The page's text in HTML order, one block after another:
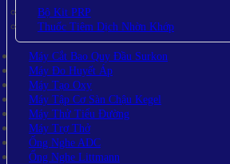
Bộ Kit PRP
Thuốc Tiêm Dịch Nhờn Khớp
Máy Cắt Bao Quy Đầu Surkon
Máy Đo Huyết Áp
Máy Tạo Oxy
Máy Tập Cơ Sàn Chậu Kegel
Máy Thử Tiểu Đường
Máy Trợ Thở
Ống Nghe ADC
Ống Nghe Littmann